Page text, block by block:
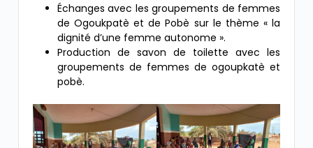
Échanges avec les groupements de femmes
de Ogoukpatè et de Pobè sur le thème « la
dignité d’une femme autonome ».
Production de savon de toilette avec les
groupements de femmes de ogoupkatè et
pobè.